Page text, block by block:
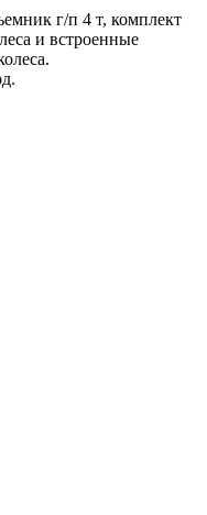
г/п 4 т, комплект
и встроенные